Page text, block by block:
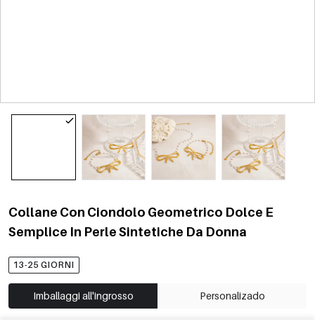
Collane Con Ciondolo Geometrico Dolce E
Semplice In Perle Sintetiche Da Donna
13-25 GIORNI
Imballaggi all'ingrosso Personalizado